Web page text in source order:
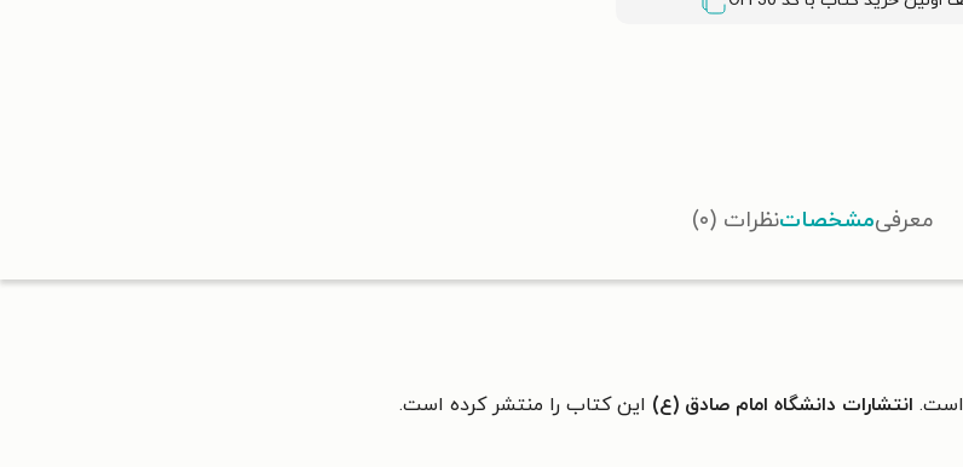
معرفیمشخصاتنظرات (۰)
است. انتشارات دانشگاه امام صادق (ع) این کتاب را منتشر کرده است.